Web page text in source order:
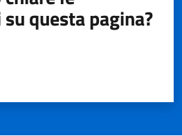
questa pagina?